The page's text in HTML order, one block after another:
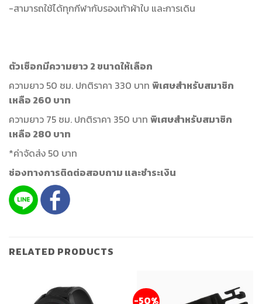
-สามารถใช้ได้ทุกกีฬากับรองเท้าผ้าใบ และการเดิน
ตัวเชือกมีความยาว 2 ขนาดให้เลือก
ความยาว 50 ซม. ปกติราคา 330 บาท พิเศษสำหรับสมาชิก
เหลือ 260 บาท
ความยาว 75 ซม. ปกติราคา 350 บาท พิเศษสำหรับสมาชิก
เหลือ 280 บาท
*ค่าจัดส่ง 50 บาท
ช่องทางการติดต่อสอบถาม และชำระเงิน
RELATED PRODUCTS
-50%